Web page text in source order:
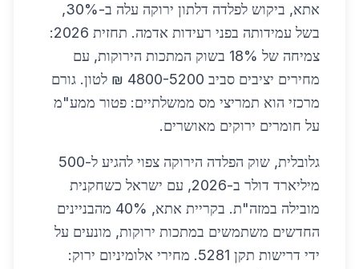
אתא, ביקוש לפלדה דלתון ירוקה עלה ב-30%,
בשל עמידותה בפני רעידות אדמה. תחזית 2026:
צמיחה של 18% בשוק המתכות הירוקות, עם
מחירים יציבים סביב 4800-5200 ₪ לטון. גורם
מרכזי הוא תמריצי מס ממשלתיים: פטור ממע"מ
על חומרים ירוקים מאושרים.
גלובלית, שוק הפלדה הירוקה צפוי להגיע ל-500
מיליארד דולר ב-2026, עם ישראל כשחקנית
מובילה במזה"ת. בקריית אתא, 40% מהבניינים
החדשים משתמשים במתכות ירוקות, מונעים על
ידי דרישות תקן 5281. מחירי אלומיניום ירוק: